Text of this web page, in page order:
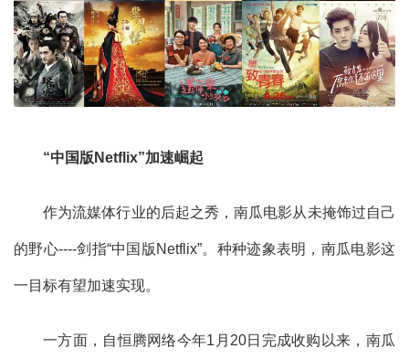
“中国版Netflix”加速崛起
作为流媒体行业的后起之秀，南瓜电影从未掩饰过自己
的野心----剑指“中国版Netflix”。种种迹象表明，南瓜电影这
一目标有望加速实现。
一方面，自恒腾网络今年1月20日完成收购以来，南瓜